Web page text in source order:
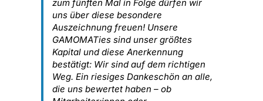
zum fünften Mal in Folge dürfen wir
uns über diese besondere
Auszeichnung freuen! Unsere
GAMOMATies sind unser größtes
Kapital und diese Anerkennung
bestätigt: Wir sind auf dem richtigen
Weg. Ein riesiges Dankeschön an alle,
die uns bewertet haben – ob